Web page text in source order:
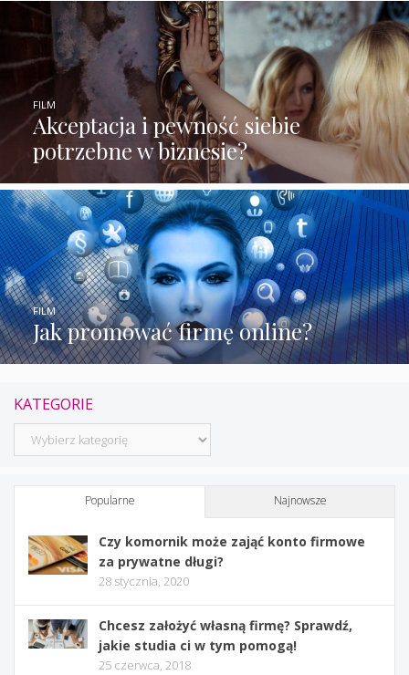
Akceptacja i pewność siebie
potrzebne w biznesie?
FILM
Jak promować firmę online?
FILM
KATEGORIE
Kategorie
Popularne Najnowsze
Czy komornik może zająć konto firmowe
za prywatne długi?
28 stycznia, 2020
Chcesz założyć własną firmę? Sprawdź,
jakie studia ci w tym pomogą!
25 czerwca, 2018